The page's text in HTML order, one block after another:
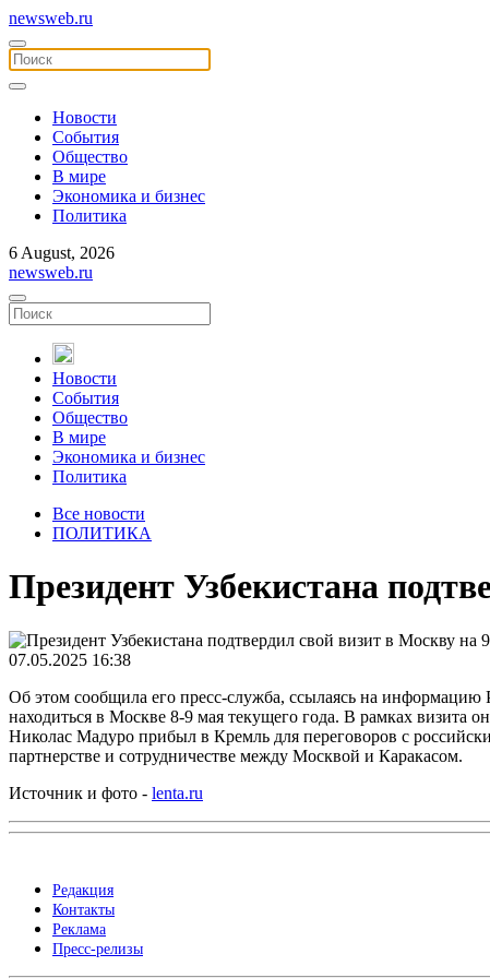
newsweb.ru
Новости
События
Общество
В мире
Экономика и бизнес
Политика
6 August, 2026
newsweb.ru
Новости
События
Общество
В мире
Экономика и бизнес
Политика
Все новости
ПОЛИТИКА
Президент Узбекистана
07.05.2025 16:38
Об этом сообщила его пресс-служба, ссылаясь на
находиться в Москве 8-9 мая текущего года. В рамках визита
Николас Мадуро прибыл в Кремль для переговоров с
партнерстве и сотрудничестве между Москвой и Каракасом.
Источник и фото - lenta.ru
Редакция
Контакты
Реклама
Пресс-релизы